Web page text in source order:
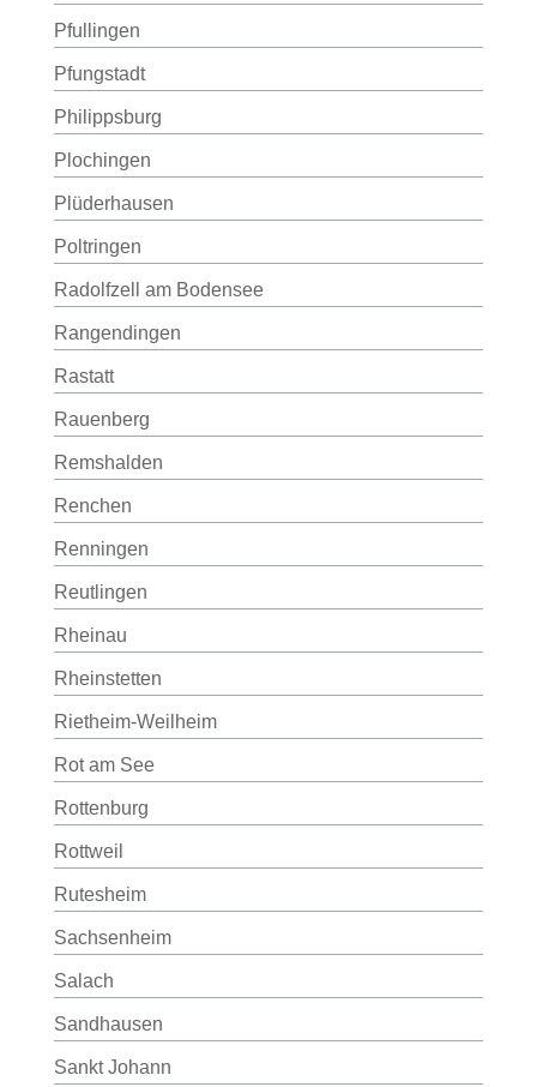
Pfullingen
Pfungstadt
Philippsburg
Plochingen
Plüderhausen
Poltringen
Radolfzell am Bodensee
Rangendingen
Rastatt
Rauenberg
Remshalden
Renchen
Renningen
Reutlingen
Rheinau
Rheinstetten
Rietheim-Weilheim
Rot am See
Rottenburg
Rottweil
Rutesheim
Sachsenheim
Salach
Sandhausen
Sankt Johann